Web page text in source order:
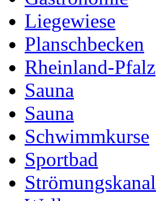
Liegewiese
Planschbecken
Rheinland-Pfalz
Sauna
Sauna
Schwimmkurse
Sportbad
Strömungskanal